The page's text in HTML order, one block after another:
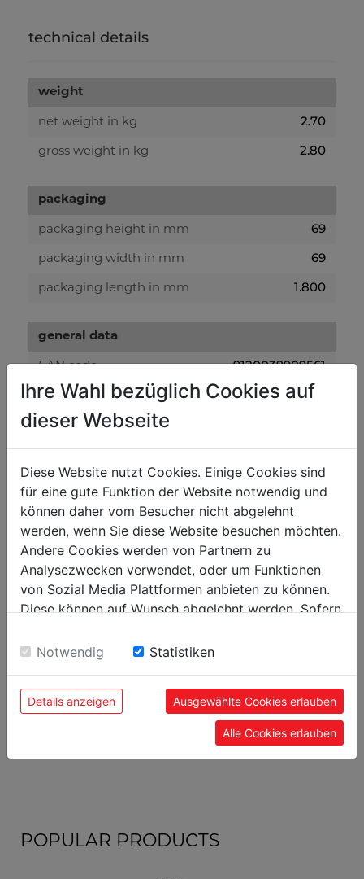
technical details
weight
net weight in kg 2.70
gross weight in kg 2.80
packaging
packaging height in mm 69
packaging width in mm 69
packaging length in mm 1.800
general data
EAN code 9120039909561
RECOMMENDED PRODUCT
ACCESSORIES
POPULAR PRODUCTS
Ihre Wahl bezüglich Cookies auf
dieser Webseite
Diese Website nutzt Cookies. Einige Cookies sind
für eine gute Funktion der Website notwendig und
können daher vom Besucher nicht abgelehnt
werden, wenn Sie diese Website besuchen möchten.
Andere Cookies werden von Partnern zu
Analysezwecken verwendet, oder um Funktionen
von Sozial Media Plattformen anbieten zu können.
Diese können auf Wunsch abgelehnt werden. Sofern
Einwilligung zu unseren Cookies.
Notwendig Statistiken
Details anzeigen Ausgewählte Cookies erlauben
Alle Cookies erlauben